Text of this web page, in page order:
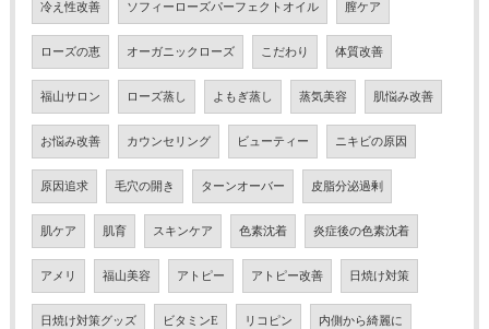
冷え性改善 ソフィーローズパーフェクトオイル 膣ケア
ローズの恵 オーガニックローズ こだわり 体質改善
福山サロン ローズ蒸し よもぎ蒸し 蒸気美容 肌悩み改善
お悩み改善 カウンセリング ビューティー ニキビの原因
原因追求 毛穴の開き ターンオーバー 皮脂分泌過剰
肌ケア 肌育 スキンケア 色素沈着 炎症後の色素沈着
アメリ 福山美容 アトピー アトピー改善 日焼け対策
日焼け対策グッズ ビタミンE リコピン 内側から綺麗に